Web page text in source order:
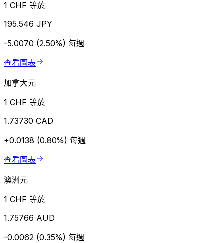
1 CHF 等於
195.546 JPY
-5.0070 (2.50%) 每週
查看圖表
加拿大元
1 CHF 等於
1.73730 CAD
+0.0138 (0.80%) 每週
查看圖表
澳洲元
1 CHF 等於
1.75766 AUD
-0.0062 (0.35%) 每週